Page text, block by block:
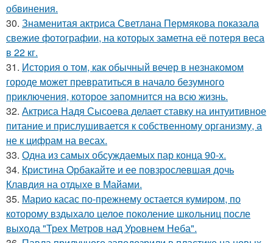
обвинения.
30. Знаменитая актриса Светлана Пермякова показала
свежие фотографии, на которых заметна её потеря веса
в 22 кг.
31. История о том, как обычный вечер в незнакомом
городе может превратиться в начало безумного
приключения, которое запомнится на всю жизнь.
32. Актриса Надя Сысоева делает ставку на интуитивное
питание и прислушивается к собственному организму, а
не к цифрам на весах.
33. Одна из самых обсуждаемых пар конца 90-х.
34. Кристина Орбакайте и ее повзрослевшая дочь
Клавдия на отдыхе в Майами.
35. Марио касас по-прежнему остается кумиром, по
которому вздыхало целое поколение школьниц после
выхода "Трех Метров над Уровнем Неба".